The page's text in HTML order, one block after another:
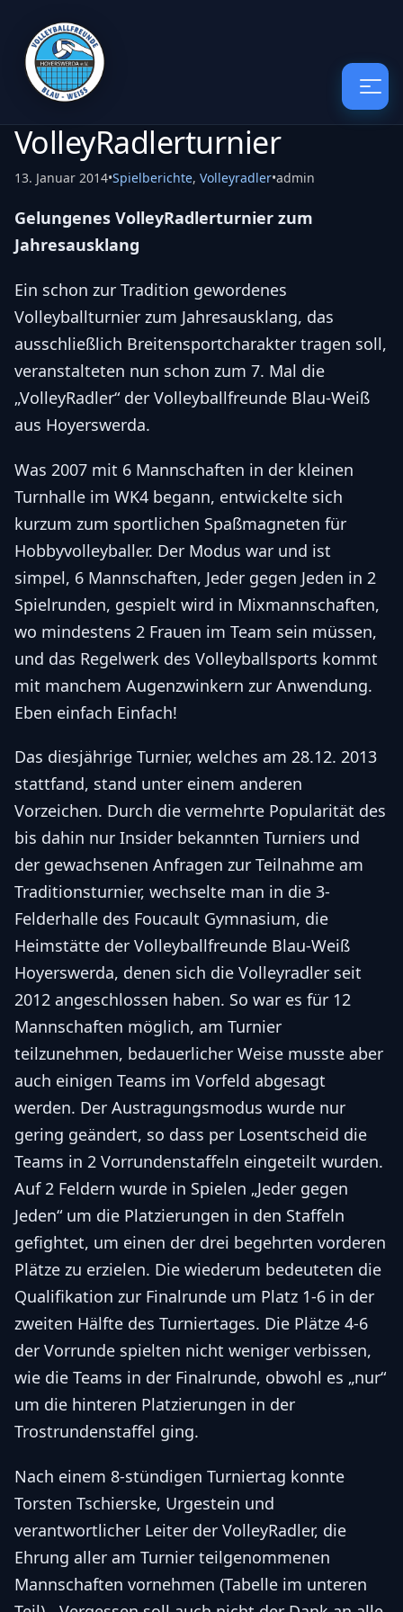
VolleyRadlerturnier
13. Januar 2014•Spielberichte, Volleyradler•admin
Gelungenes VolleyRadlerturnier zum
Jahresausklang
Ein schon zur Tradition gewordenes
Volleyballturnier zum Jahresausklang, das
ausschließlich Breitensportcharakter tragen soll,
veranstalteten nun schon zum 7. Mal die
„VolleyRadler“ der Volleyballfreunde Blau-Weiß
aus Hoyerswerda.
Was 2007 mit 6 Mannschaften in der kleinen
Turnhalle im WK4 begann, entwickelte sich
kurzum zum sportlichen Spaßmagneten für
Hobbyvolleyballer. Der Modus war und ist
simpel, 6 Mannschaften, Jeder gegen Jeden in 2
Spielrunden, gespielt wird in Mixmannschaften,
wo mindestens 2 Frauen im Team sein müssen,
und das Regelwerk des Volleyballsports kommt
mit manchem Augenzwinkern zur Anwendung.
Eben einfach Einfach!
Das diesjährige Turnier, welches am 28.12. 2013
stattfand, stand unter einem anderen
Vorzeichen. Durch die vermehrte Popularität des
bis dahin nur Insider bekannten Turniers und
der gewachsenen Anfragen zur Teilnahme am
Traditionsturnier, wechselte man in die 3-
Felderhalle des Foucault Gymnasium, die
Heimstätte der Volleyballfreunde Blau-Weiß
Hoyerswerda, denen sich die Volleyradler seit
2012 angeschlossen haben. So war es für 12
Mannschaften möglich, am Turnier
teilzunehmen, bedauerlicher Weise musste aber
auch einigen Teams im Vorfeld abgesagt
werden. Der Austragungsmodus wurde nur
gering geändert, so dass per Losentscheid die
Teams in 2 Vorrundenstaffeln eingeteilt wurden.
Auf 2 Feldern wurde in Spielen „Jeder gegen
Jeden“ um die Platzierungen in den Staffeln
gefightet, um einen der drei begehrten vorderen
Plätze zu erzielen. Die wiederum bedeuteten die
Qualifikation zur Finalrunde um Platz 1-6 in der
zweiten Hälfte des Turniertages. Die Plätze 4-6
der Vorrunde spielten nicht weniger verbissen,
wie die Teams in der Finalrunde, obwohl es „nur“
um die hinteren Platzierungen in der
Trostrundenstaffel ging.
Nach einem 8-stündigen Turniertag konnte
Torsten Tschierske, Urgestein und
verantwortlicher Leiter der VolleyRadler, die
Ehrung aller am Turnier teilgenommenen
Mannschaften vornehmen (Tabelle im unteren